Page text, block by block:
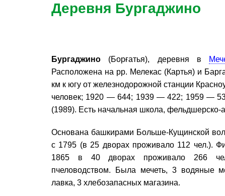
Деревня Бургаджино
Бургаджино (Борғатья), деревня в
Расположена на рр. Мелекас (Картья) и
км к югу от железнодорожной станции
человек; 1920 — 644; 1939 — 422; 1959 —
(1989). Есть начальная школа, фельдшерско-
Основана башкирами Больше-Кущинской
с 1795 (в 25 дворах проживало 112 чел.).
1865 в 40 дворах проживало 266
пчеловодством. Была мечеть, 3 водяные
лавка, 3 хлебозапасных магазина.